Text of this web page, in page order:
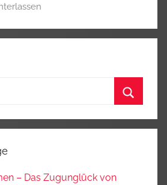
– Das Zugunglück von